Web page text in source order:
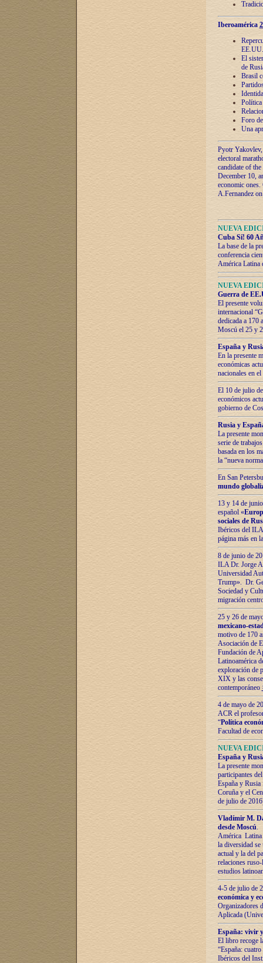
Iberoamérica
EE.UU.
El
de
Brasil
Política
Foro
Una
Pyotr
electoral
candidate of
December 10,
economic
A.Fernandez
NUEVA
Cuba Sí! 60
La base de la
conferencia
América Latina
NUEVA
Guerra de
El presente
internacional
dedicada a 170
Moscú el 25 y
España y
En la presente
económicas
nacionales en
El 10 de julio
económicos
gobierno de
Rusia y
La presente
serie de
basada en los
la “nueva
En San
mundo
13 y 14 de
español «
sociales de
Ibéricos del ILA
página más en
8 de junio de
ILA Dr. Jorge
Universidad
Trump». Dr.
Sociedad y
migración
25 y 26 de
mexicano-
motivo de 170
Asociación de
Fundación de
Latinoamérica
exploración de
XIX y las
contemporáneo
4 de mayo de
ACR el
“Política
Facultad de
NUEVA
España y
La presente
participantes
España y
Coruña y el
de julio de
Vladímir М.
desde Moscú.
América Latina
la diversidad
actual у lа del
relaciones
estudios
4-5 de julio de
económica y
Organizadores
Aplicada
España: vivir
El libro recoge
“España:
Ibéricos del